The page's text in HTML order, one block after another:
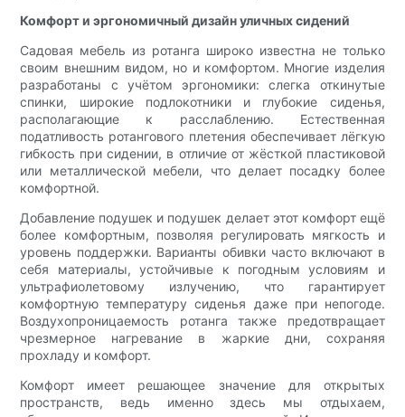
Комфорт и эргономичный дизайн уличных сидений
Садовая мебель из ротанга широко известна не только
своим внешним видом, но и комфортом. Многие изделия
разработаны с учётом эргономики: слегка откинутые
спинки, широкие подлокотники и глубокие сиденья,
располагающие к расслаблению. Естественная
податливость ротангового плетения обеспечивает лёгкую
гибкость при сидении, в отличие от жёсткой пластиковой
или металлической мебели, что делает посадку более
комфортной.
Добавление подушек и подушек делает этот комфорт ещё
более комфортным, позволяя регулировать мягкость и
уровень поддержки. Варианты обивки часто включают в
себя материалы, устойчивые к погодным условиям и
ультрафиолетовому излучению, что гарантирует
комфортную температуру сиденья даже при непогоде.
Воздухопроницаемость ротанга также предотвращает
чрезмерное нагревание в жаркие дни, сохраняя
прохладу и комфорт.
Комфорт имеет решающее значение для открытых
пространств, ведь именно здесь мы отдыхаем,